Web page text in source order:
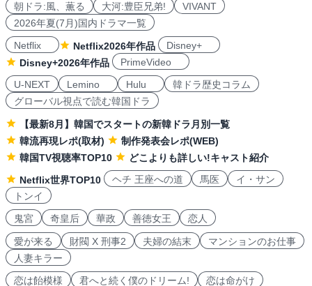
朝ドラ:風、薫る 大河:豊臣兄弟!
VIVANT
2026年夏(7月)国内ドラマ一覧
Netflix
Netflix2026年作品
Disney+
Disney+2026年作品
PrimeVideo
U-NEXT
Lemino Hulu
韓ドラ歴史コラム
グローバル視点で読む韓国ドラ
【最新8月】韓国でスタートの新韓ドラ月別一覧
韓流再現レポ(取材)
制作発表会レポ(WEB)
韓国TV視聴率TOP10
どこよりも詳しい!キャスト紹介
Netflix世界TOP10
ヘチ 王座への道 馬医
イ・サン
トンイ
鬼宮
奇皇后 華政 善徳女王 恋人
愛が来る 財閥 X 刑事2 夫婦の結末
マンションのお仕事
人妻キラー
恋は飴模様
君へと続く僕のドリーム! 恋は命がけ